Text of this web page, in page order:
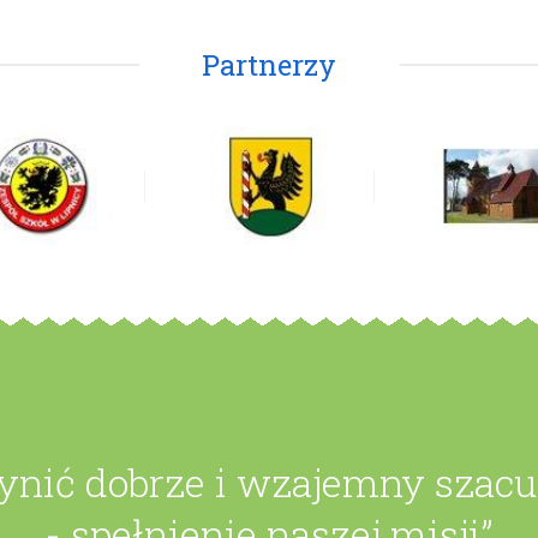
Partnerzy
dobrze i wzajemny